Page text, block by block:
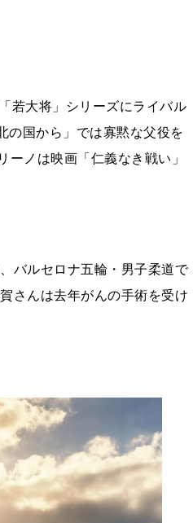
若大将」シリーズにライバル
の国から」では寡黙な父役を
ノは映画「仁義なき戦い」
バルセロナ五輪・男子柔道で
さんは去年がんの手術を受け